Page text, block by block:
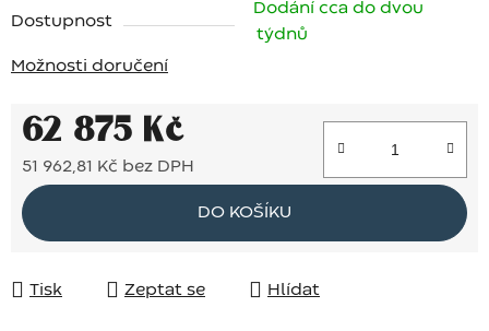
Dostupnost
Dodání cca do dvou
týdnů
Možnosti doručení
62 875 Kč
51 962,81 Kč bez DPH
Měrná cena:
DO KOŠÍKU
Tisk Zeptat se Hlídat